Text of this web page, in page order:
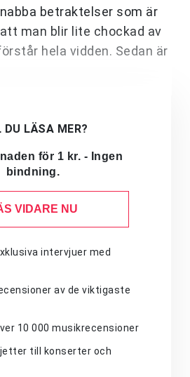
betraktelser som är
man blir lite chockad av
hela vidden. Sedan är
DU LÄSA MER?
för 1 kr. - Ingen
bindning.
VIDARE NU
intervjuer med
av de viktigaste
10 000 musikrecensioner
till konserter och